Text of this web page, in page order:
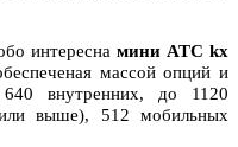
интереснамини АТС kx
массой опций и
внутренних, до 1120
выше), 512 мобильных